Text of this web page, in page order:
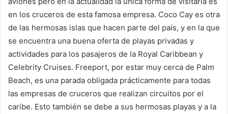
en los cruceros de esta famosa empresa. Coco Cay es otra
de las hermosas islas que hacen parte del país, y en la que
se encuentra una buena oferta de playas privadas y
actividades para los pasajeros de la Royal Caribbean y
Celebrity Cruises. Freeport, por estar muy cerca de Palm
Beach, es una parada obligada prácticamente para todas
las empresas de cruceros que realizan circuitos por el
caribe. Esto también se debe a sus hermosas playas y a la